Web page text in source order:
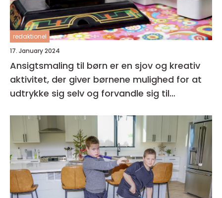
redaktionel
17. January 2024
Ansigtsmaling til børn er en sjov og kreativ
aktivitet, der giver børnene mulighed for at
udtrykke sig selv og forvandle sig til